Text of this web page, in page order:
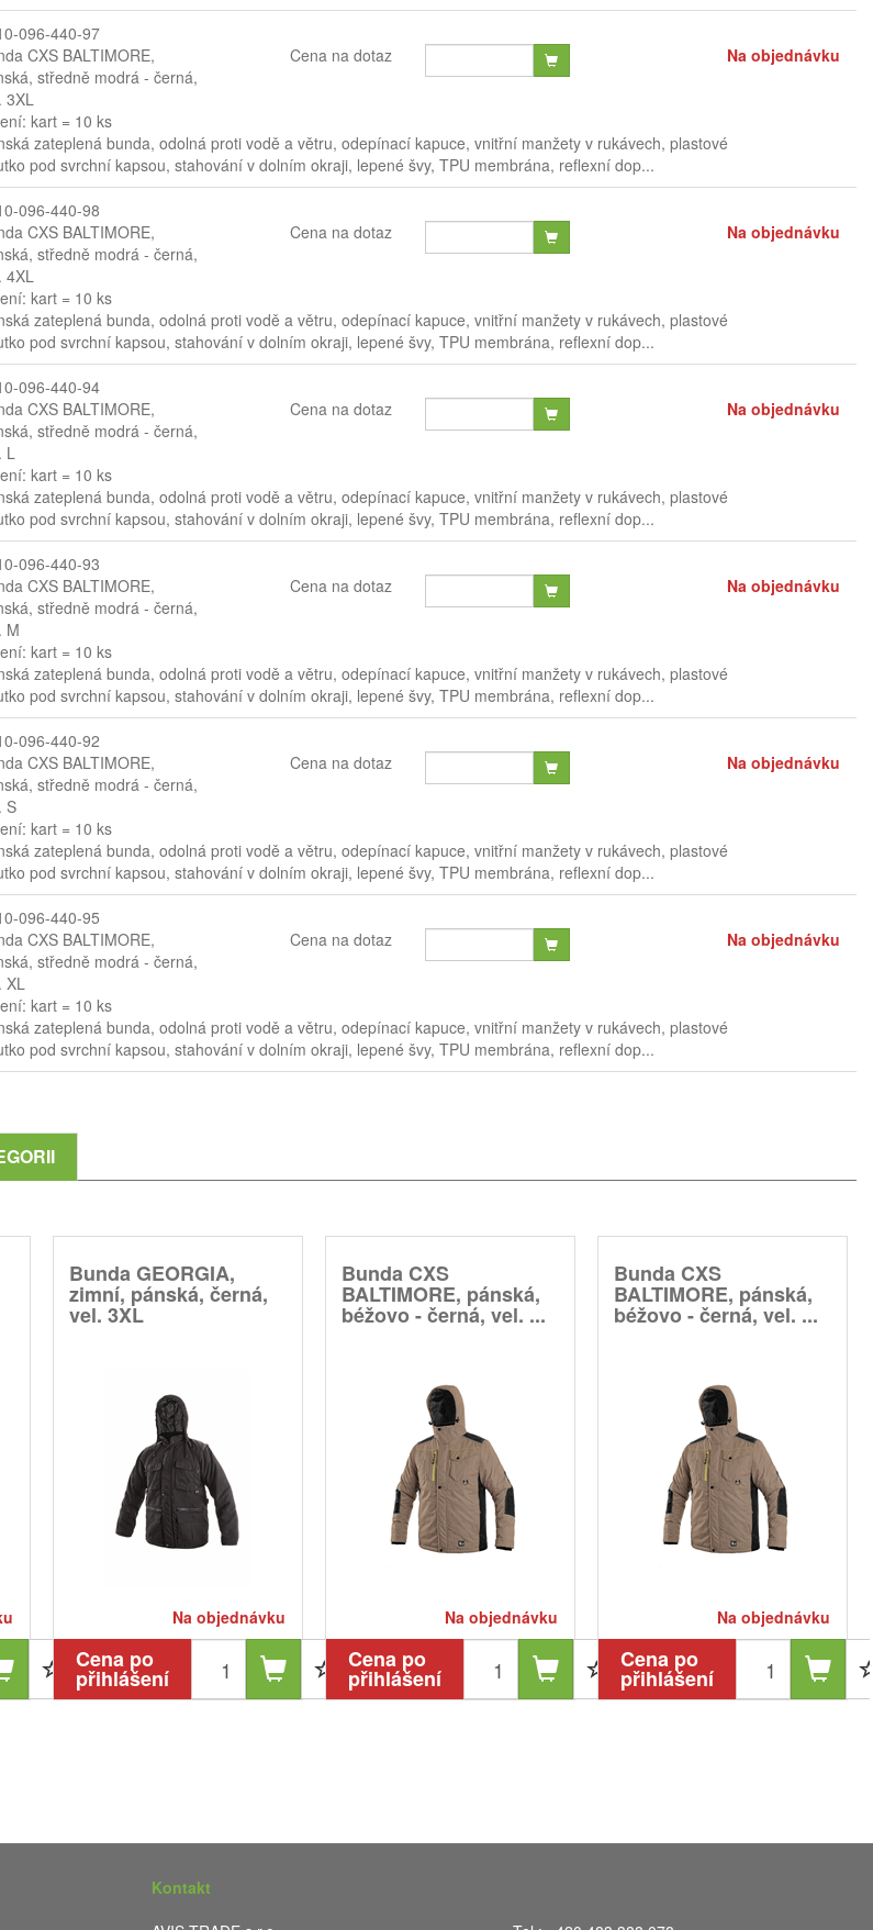
096-440-97
CXS BALTIMORE,
středně modrá - černá,
3XL
kart = 10 ks
Cena na dotaz Na objednávku
zateplená bunda, odolná proti vodě a větru, odepínací kapuce, vnitřní manžety v rukávech, plastové
pod svrchní kapsou, stahování v dolním okraji, lepené švy, TPU membrána, reflexní dop...
096-440-98
CXS BALTIMORE,
středně modrá - černá,
4XL
kart = 10 ks
Cena na dotaz Na objednávku
zateplená bunda, odolná proti vodě a větru, odepínací kapuce, vnitřní manžety v rukávech, plastové
pod svrchní kapsou, stahování v dolním okraji, lepené švy, TPU membrána, reflexní dop...
096-440-94
CXS BALTIMORE,
středně modrá - černá,
L
kart = 10 ks
Cena na dotaz Na objednávku
zateplená bunda, odolná proti vodě a větru, odepínací kapuce, vnitřní manžety v rukávech, plastové
pod svrchní kapsou, stahování v dolním okraji, lepené švy, TPU membrána, reflexní dop...
096-440-93
CXS BALTIMORE,
středně modrá - černá,
M
kart = 10 ks
Cena na dotaz Na objednávku
zateplená bunda, odolná proti vodě a větru, odepínací kapuce, vnitřní manžety v rukávech, plastové
pod svrchní kapsou, stahování v dolním okraji, lepené švy, TPU membrána, reflexní dop...
096-440-92
CXS BALTIMORE,
středně modrá - černá,
S
kart = 10 ks
Cena na dotaz Na objednávku
zateplená bunda, odolná proti vodě a větru, odepínací kapuce, vnitřní manžety v rukávech, plastové
pod svrchní kapsou, stahování v dolním okraji, lepené švy, TPU membrána, reflexní dop...
096-440-95
CXS BALTIMORE,
středně modrá - černá,
XL
kart = 10 ks
Cena na dotaz Na objednávku
zateplená bunda, odolná proti vodě a větru, odepínací kapuce, vnitřní manžety v rukávech, plastové
pod svrchní kapsou, stahování v dolním okraji, lepené švy, TPU membrána, reflexní dop...
Bunda GEORGIA,
zimní, pánská, černá,
vel. 3XL
Na objednávku
Cena po
přihlášení
Bunda CXS
BALTIMORE, pánská,
béžovo - černá, vel. ...
Na objednávku
Cena po
přihlášení
Bunda CXS
BALTIMORE, pánská,
béžovo - černá, vel. ...
Na objednávku
Cena po
přihlášení
Kontakt